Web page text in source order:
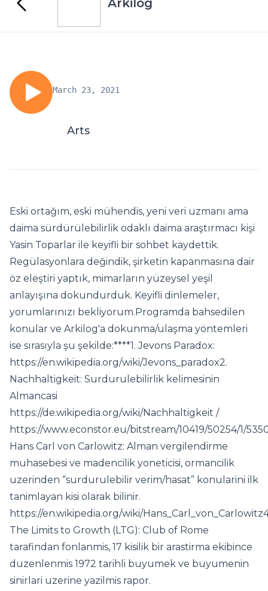
Arkilog
March 23, 2021
Arts
Eski ortağım, eski mühendis, yeni veri uzmanı ama
daima sürdürülebilirlik odaklı daima araştırmacı kişi
Yasin Toparlar ile keyifli bir sohbet kaydettik.
Regülasyonlara değindik, şirketin kapanmasına dair
öz eleştiri yaptık, mimarların yüzeysel yeşil
anlayışına dokundurduk. Keyifli dinlemeler,
yorumlarınızı bekliyorum.Programda bahsedilen
konular ve Arkilog'a dokunma/ulaşma yöntemleri
ise sırasıyla şu şekilde:****1. Jevons Paradox:
https://en.wikipedia.org/wiki/Jevons_paradox2.
Nachhaltigkeit: Surdurulebilirlik kelimesinin
Almancasi
https://de.wikipedia.org/wiki/Nachhaltigkeit /
https://www.econstor.eu/bitstream/10419/50254/1/
Hans Carl von Carlowitz: Alman vergilendirme
muhasebesi ve madencilik yoneticisi, ormancilik
uzerinden “surdurulebilir verim/hasat” konularini ilk
tanimlayan kisi olarak bilinir.
https://en.wikipedia.org/wiki/
The Limits to Growth (LTG): Club of Rome
tarafindan fonlanmis, 17 kisilik bir arastirma ekibince
duzenlenmis 1972 tarihli buyumek ve buyumenin
sinirlari uzerine yazilmis rapor.